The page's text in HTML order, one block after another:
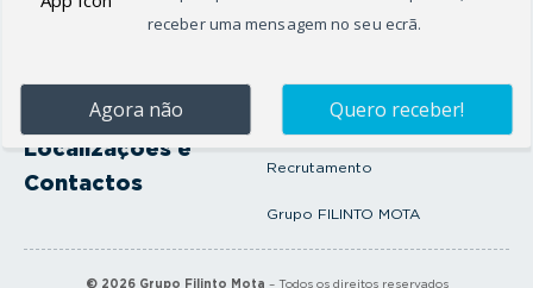
Onde Estamos
Localizações e
Contactos
Seguros Protector
Artigos e Notícias
Recrutamento
Grupo FILINTO MOTA
© 2026Grupo Filinto Mota – Todos os direitos reservados